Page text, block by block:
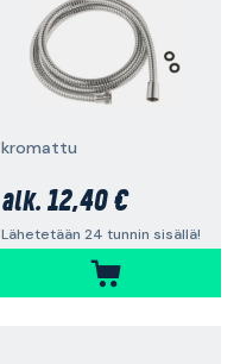
kromattu
alk. 12,40 €
Lähetetään 24 tunnin sisällä!